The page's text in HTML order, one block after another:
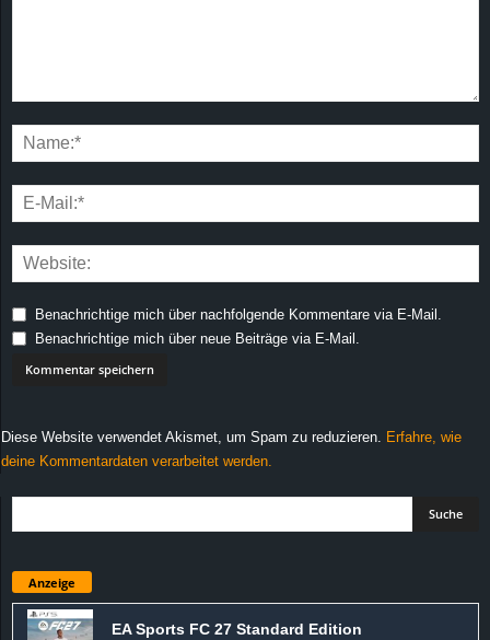
Benachrichtige mich über nachfolgende Kommentare via E-Mail.
Benachrichtige mich über neue Beiträge via E-Mail.
Diese Website verwendet Akismet, um Spam zu reduzieren. Erfahre, wie
deine Kommentardaten verarbeitet werden.
Anzeige
EA Sports FC 27 Standard Edition